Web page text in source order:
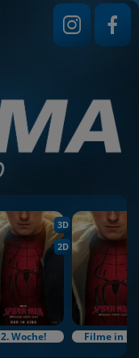
3D
2D
2. Woche! Filme in